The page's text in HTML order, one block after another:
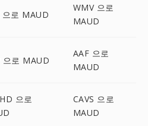
으로 MAUD
WMV 으로
MAUD
으로 MAUD
AAF 으로
MAUD
으로
CAVS 으로
MAUD